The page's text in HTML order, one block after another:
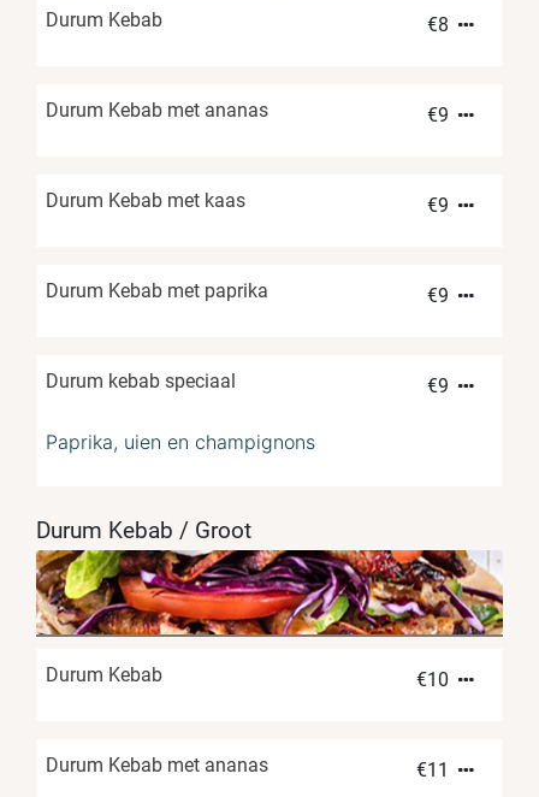
Durum Kebab €8
Durum Kebab met ananas €9
Durum Kebab met kaas €9
Durum Kebab met paprika €9
Durum kebab speciaal €9
Paprika, uien en champignons
Durum Kebab / Groot
Durum Kebab €10
Durum Kebab met ananas €11